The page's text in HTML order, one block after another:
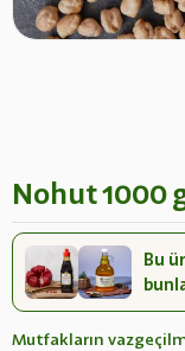
Nohut 1000
Bu
Mutfakların